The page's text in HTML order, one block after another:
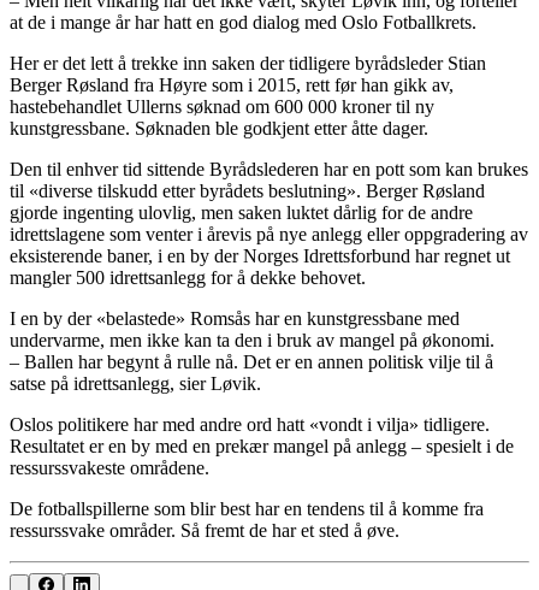
at de i mange år har hatt en god dialog med Oslo Fotballkrets.
Her er det lett å trekke inn saken der tidligere byrådsleder Stian
Berger Røsland fra Høyre som i 2015, rett før han gikk av,
hastebehandlet Ullerns søknad om 600 000 kroner til ny
kunstgressbane. Søknaden ble godkjent etter åtte dager.
Den til enhver tid sittende Byrådslederen har en pott som kan brukes
til «diverse tilskudd etter byrådets beslutning». Berger Røsland
gjorde ingenting ulovlig, men saken luktet dårlig for de andre
idrettslagene som venter i årevis på nye anlegg eller oppgradering av
eksisterende baner, i en by der Norges Idrettsforbund har regnet ut
mangler 500 idrettsanlegg for å dekke behovet.
I en by der «belastede» Romsås har en kunstgressbane med
undervarme, men ikke kan ta den i bruk av mangel på økonomi.
– Ballen har begynt å rulle nå. Det er en annen politisk vilje til å
satse på idrettsanlegg, sier Løvik.
Oslos politikere har med andre ord hatt «vondt i vilja» tidligere.
Resultatet er en by med en prekær mangel på anlegg – spesielt i de
ressurssvakeste områdene.
De fotballspillerne som blir best har en tendens til å komme fra
ressurssvake områder. Så fremt de har et sted å øve.